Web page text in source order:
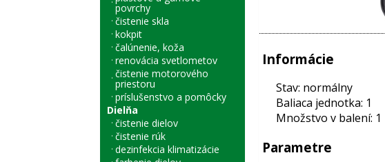
povrchy
čistenie skla
kokpit
čalúnenie, koža
renovácia svetlometov
čistenie motorového
priestoru
príslušenstvo a pomôcky
Dielňa
čistenie dielov
čistenie rúk
dezinfekcia klimatizácie
Informácie
Stav: normálny
Baliaca jednotka: 1
Množstvo v balení: 1
Parametre